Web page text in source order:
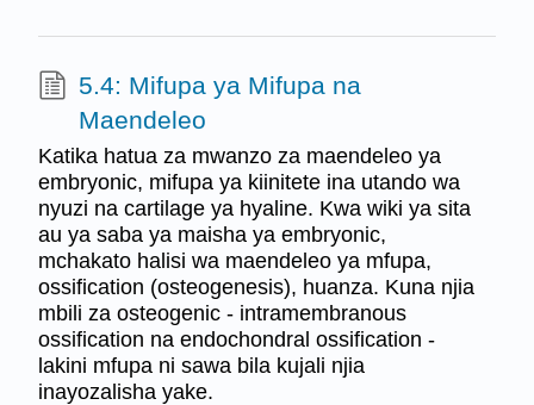
5.4: Mifupa ya Mifupa na
Maendeleo
Katika hatua za mwanzo za maendeleo ya
embryonic, mifupa ya kiinitete ina utando wa
nyuzi na cartilage ya hyaline. Kwa wiki ya sita
au ya saba ya maisha ya embryonic,
mchakato halisi wa maendeleo ya mfupa,
ossification (osteogenesis), huanza. Kuna njia
mbili za osteogenic - intramembranous
ossification na endochondral ossification -
lakini mfupa ni sawa bila kujali njia
inayozalisha yake.